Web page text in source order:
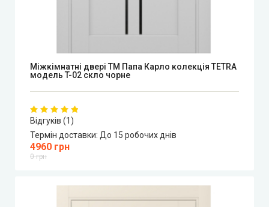
Міжкімнатні двері ТМ Папа Карло колекція TETRA
модель T-02 скло чорне
Відгуків (1)
Термін доставки: До 15 робочих днів
4960 грн
0 грн